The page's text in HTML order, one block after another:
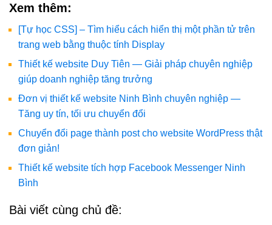
Xem thêm:
[Tự học CSS] – Tìm hiểu cách hiển thị một phần tử trên
trang web bằng thuộc tính Display
Thiết kế website Duy Tiên — Giải pháp chuyên nghiệp
giúp doanh nghiệp tăng trưởng
Đơn vị thiết kế website Ninh Bình chuyên nghiệp —
Tăng uy tín, tối ưu chuyển đổi
Chuyển đổi page thành post cho website WordPress thật
đơn giản!
Thiết kế website tích hợp Facebook Messenger Ninh
Bình
Bài viết cùng chủ đề: